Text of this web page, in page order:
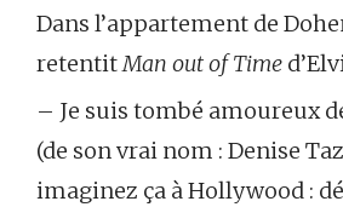
Dans l’appartement de
retentitMan out of Time
– Je suis tombé amoureux
(de son vrai nom : Denise
imaginez ça à Hollywood :